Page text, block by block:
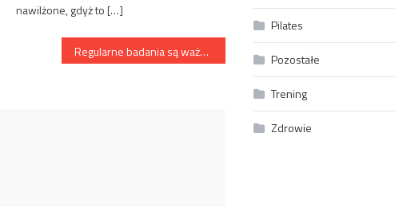
nawilżone, gdyż to […]
Regularne badania są ważne
Pilates
Pozostałe
Trening
Zdrowie